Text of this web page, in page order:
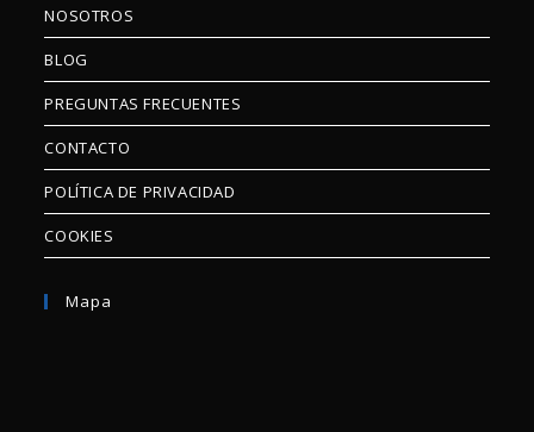
NOSOTROS
BLOG
PREGUNTAS FRECUENTES
CONTACTO
POLÍTICA DE PRIVACIDAD
COOKIES
Mapa